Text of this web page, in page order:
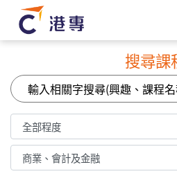
搜尋課